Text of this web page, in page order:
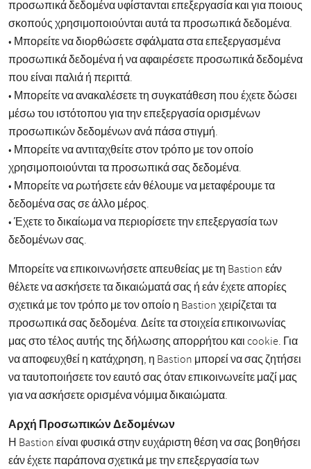
προσωπικά δεδομένα υφίστανται επεξεργασία και για ποιους
σκοπούς χρησιμοποιούνται αυτά τα προσωπικά δεδομένα.
• Μπορείτε να διορθώσετε σφάλματα στα επεξεργασμένα
προσωπικά δεδομένα ή να αφαιρέσετε προσωπικά δεδομένα
που είναι παλιά ή περιττά.
• Μπορείτε να ανακαλέσετε τη συγκατάθεση που έχετε δώσει
μέσω του ιστότοπου για την επεξεργασία ορισμένων
προσωπικών δεδομένων ανά πάσα στιγμή.
• Μπορείτε να αντιταχθείτε στον τρόπο με τον οποίο
χρησιμοποιούνται τα προσωπικά σας δεδομένα.
• Μπορείτε να ρωτήσετε εάν θέλουμε να μεταφέρουμε τα
δεδομένα σας σε άλλο μέρος.
• Έχετε το δικαίωμα να περιορίσετε την επεξεργασία των
δεδομένων σας.
Μπορείτε να επικοινωνήσετε απευθείας με τη Bastion εάν
θέλετε να ασκήσετε τα δικαιώματά σας ή εάν έχετε απορίες
σχετικά με τον τρόπο με τον οποίο η Bastion χειρίζεται τα
προσωπικά σας δεδομένα. Δείτε τα στοιχεία επικοινωνίας
μας στο τέλος αυτής της δήλωσης απορρήτου και cookie. Για
να αποφευχθεί η κατάχρηση, η Bastion μπορεί να σας ζητήσει
να ταυτοποιήσετε τον εαυτό σας όταν επικοινωνείτε μαζί μας
για να ασκήσετε ορισμένα νόμιμα δικαιώματα.
Αρχή Προσωπικών Δεδομένων
Η Bastion είναι φυσικά στην ευχάριστη θέση να σας βοηθήσει
εάν έχετε παράπονα σχετικά με την επεξεργασία των